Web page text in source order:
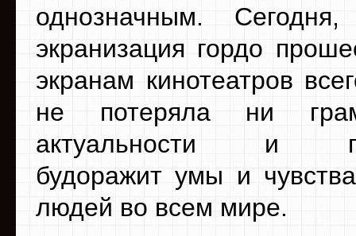
однозначным.
экранизация гордо
экранам кинотеатров
не потеряла ни
актуальности и
будоражит умы и
людей во всем мире.